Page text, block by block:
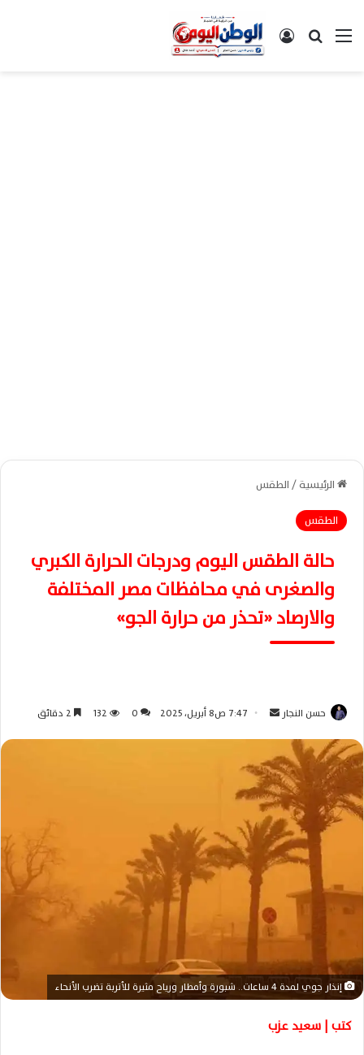
القائمةبحث عن تسجيل الدخول
الرئيسية/الطقس
الطقس
حالة الطقس اليوم ودرجات الحرارة الكبري
والصغرى في محافظات مصر المختلفة
والارصاد «تحذر من حرارة الجو»
حسن النجار
ل
ب
ر
ي
د
ا
ل
ك
ر
و
ي
7:47 ص8 أبريل، 2025 0
132
إنذار جوي لمدة 4 ساعات.. شبورة وأمطار ورياح مثيرة للأتربة تضرب الأنحاء
كتب | سعيد عزب